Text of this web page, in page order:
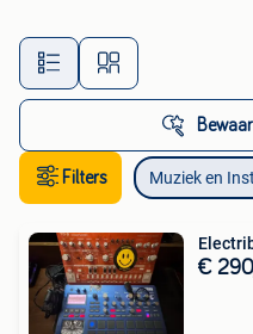
Alle
Filters Muziek en
€